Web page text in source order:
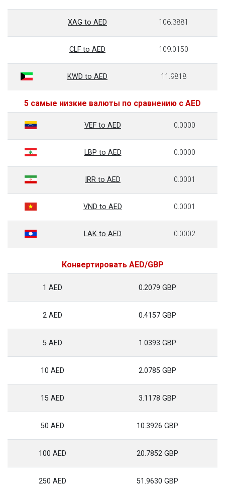
XAG to AED 106.3881
CLF to AED 109.0150
KWD to AED 11.9818
5 самые низкие валюты по сравнению с AED
VEF to AED 0.0000
LBP to AED 0.0000
IRR to AED 0.0001
VND to AED 0.0001
LAK to AED 0.0002
Конвертировать AED/GBP
1 AED 0.2079 GBP
2 AED 0.4157 GBP
5 AED 1.0393 GBP
10 AED 2.0785 GBP
15 AED 3.1178 GBP
50 AED 10.3926 GBP
100 AED 20.7852 GBP
250 AED 51.9630 GBP